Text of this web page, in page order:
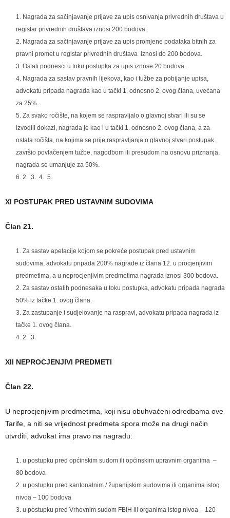
Nagrada za sačinjavanje prijave za upis osnivanja privrednih društava u
registar privrednih društava iznosi 200 bodova.
Nagrada za sačinjavanje prijave za upis promjene podataka bitnih za
pravni promet u registar privrednih društava iznosi do 200 bodova.
Ostali podnesci u toku postupka za upis iznose 20 bodova.
Nagrada za sastav pravnih lijekova, kao i tužbe za pobijanje upisa,
advokatu pripada nagrada kao u tački 1. odnosno 2. ovog člana, uvećana
za 25%.
Za svako ročište, na kojem se raspravljalo o glavnoj stvari ili su se
izvodili dokazi, nagrada je kao i u tački 1. odnosno 2. ovog člana, a za
ostala ročišta, na kojima se prije raspravljanja o glavnoj stvari postupak
završio povlačenjem tužbe, nagodbom ili presudom na osnovu priznanja,
nagrada se umanjuje za 50%.
2. 3. 4. 5.
XI POSTUPAK PRED USTAVNIM SUDOVIMA
Član 21.
Za sastav apelacije kojom se pokreće postupak pred ustavnim
sudovima, advokatu pripada 200% nagrade iz člana 12. u procjenjivim
predmetima, a u neprocjenjivim predmetima nagrada iznosi 300 bodova.
Za sastav ostalih podnesaka u toku postupka, advokatu pripada nagrada
50% iz tačke 1. ovog člana.
Za zastupanje i sudjelovanje na raspravi, advokatu pripada nagrada iz
tačke 1. ovog člana.
2. 3.
XII NEPROCJENJIVI PREDMETI
Član 22.
U neprocjenjivim predmetima, koji nisu obuhvaćeni odredbama ove
Tarife, a niti se vrijednost predmeta spora može na drugi način
utvrditi, advokat ima pravo na nagradu:
u postupku pred općinskim sudom ili općinskim upravnim organima –
80 bodova
u postupku pred kantonalnim / županijskim sudovima ili organima istog
nivoa – 100 bodova
u postupku pred Vrhovnim sudom FBIH ili organima istog nivoa – 120